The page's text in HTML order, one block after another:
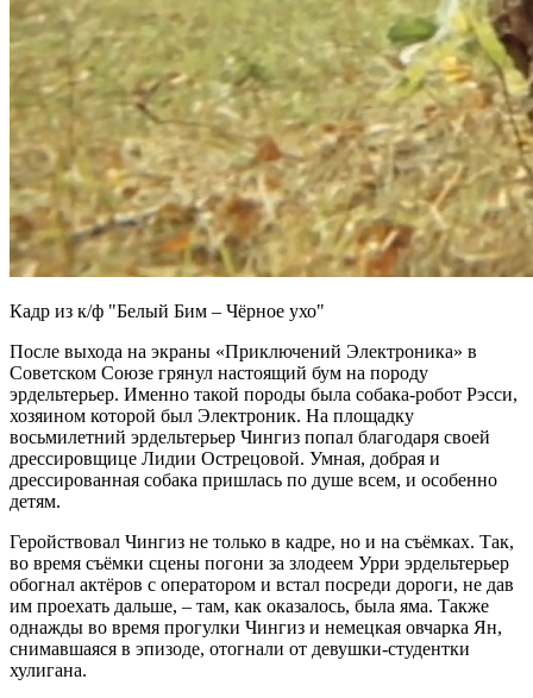
Кадр из к/ф "Белый Бим – Чёрное ухо"
После выхода на экраны «Приключений Электроника» в
Советском Союзе грянул настоящий бум на породу
эрдельтерьер. Именно такой породы была собака‑робот Рэсси,
хозяином которой был Электроник. На площадку
восьмилетний эрдельтерьер Чингиз попал благодаря своей
дрессировщице Лидии Острецовой. Умная, добрая и
дрессированная собака пришлась по душе всем, и особенно
детям.
Геройствовал Чингиз не только в кадре, но и на съёмках. Так,
во время съёмки сцены погони за злодеем Урри эрдельтерьер
обогнал актёров с оператором и встал посреди дороги, не дав
им проехать дальше, – там, как оказалось, была яма. Также
однажды во время прогулки Чингиз и немецкая овчарка Ян,
снимавшаяся в эпизоде, отогнали от девушки‑студентки
хулигана.